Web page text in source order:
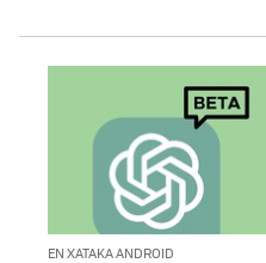
EN XATAKA ANDROID